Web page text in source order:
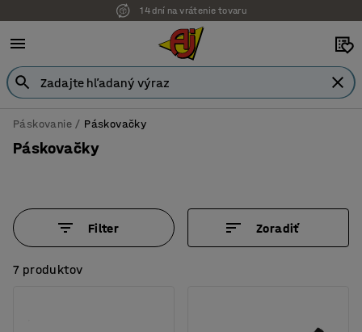
14 dní na vrátenie tovaru
Páskovanie Páskovačky
Páskovačky
Filter Zoradiť
7 produktov